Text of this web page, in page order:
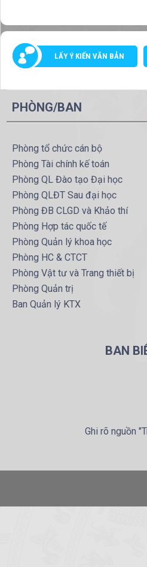
LẤY Ý KIẾN VĂN BẢN
PHÒNG/BAN
Phòng tổ chức cán bộ
Phòng Tài chính kế toán
Phòng QL Đào tạo Đại học
Phòng QLĐT Sau đại học
Phòng ĐB CLGD và Khảo thí
Phòng Hợp tác quốc tế
Phòng Quản lý khoa học
Phòng HC & CTCT
Phòng Vật tư và Trang thiết bị
Phòng Quản trị
Ban Quản lý KTX
BAN
Ghi rõ nguồn